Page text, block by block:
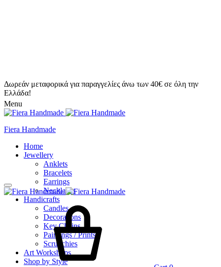
Δωρεάν μεταφορικά για παραγγελίες άνω των 40€ σε όλη την
Ελλάδα!
Menu
Fiera Handmade
Home
Jewellery
Anklets
Bracelets
Earrings
Necklaces
Handicrafts
Candles
Decorations
Key Chains
Paintings / Prints
Scrunchies
Art Workshops
Shop by Style